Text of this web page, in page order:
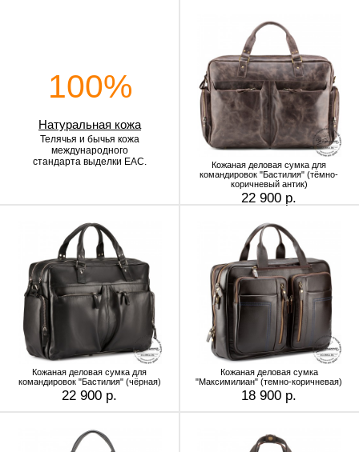
100%
Натуральная кожа
Телячья и бычья кожа
международного
стандарта выделки EAC.
Кожаная деловая сумка для
командировок "Бастилия" (тёмно-
коричневый антик)
22 900 р.
Кожаная деловая сумка для
командировок "Бастилия" (чёрная)
22 900 р.
Кожаная деловая сумка
"Максимилиан" (темно-коричневая)
18 900 р.